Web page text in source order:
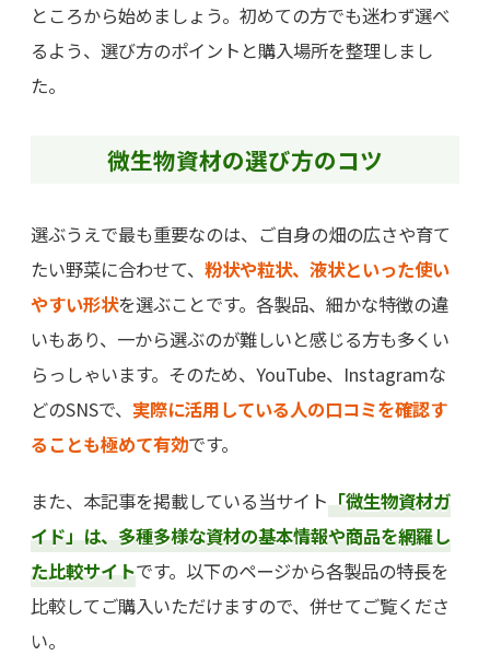
ところから始めましょう。初めての方でも迷わず選べ
るよう、選び方のポイントと購入場所を整理しまし
た。
微生物資材の選び方のコツ
選ぶうえで最も重要なのは、ご自身の畑の広さや育て
たい野菜に合わせて、 粉状や粒状、液状といった使い
やすい形状を選ぶことです。各製品、細かな特徴の違
いもあり、一から選ぶのが難しいと感じる方も多くい
らっしゃいます。そのため、YouTube、Instagramな
どのSNSで、 実際に活用している人の口コミを確認す
ることも極めて有効です。
また、本記事を掲載している当サイト「微生物資材ガ
イド」は、多種多様な資材の基本情報や商品を網羅し
た比較サイトです。以下のページから各製品の特長を
比較してご購入いただけますので、併せてご覧くださ
い。